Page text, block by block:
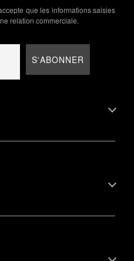
que les informations saisies
relation commerciale.